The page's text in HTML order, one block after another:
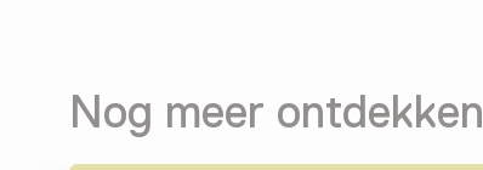
Nog meer ontdekken